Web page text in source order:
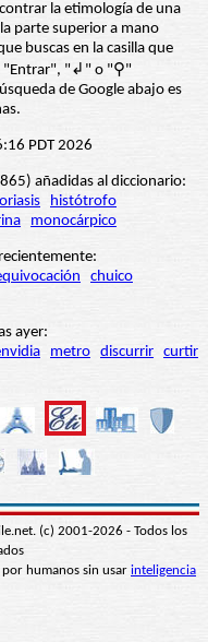
la etimología de una
parte superior a mano
buscas en la casilla que
"Entrar", "↲" o "⚲"
de Google abajo es
PDT 2026
añadidas al diccionario:
histótrofo
monocárpico
chuico
ayer:
metro discurrir curtir
(c) 2001-2026 - Todos los
humanos sin usar inteligencia